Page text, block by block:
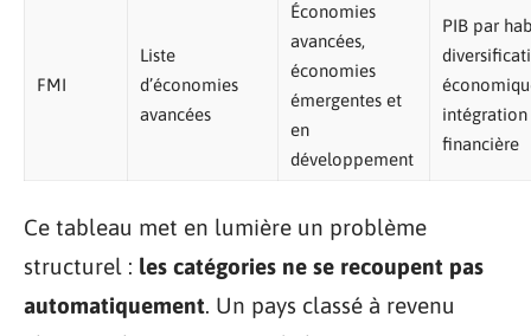
FMI
Liste
d’économies
avancées
Économies
avancées,
économies
émergentes et
en
développement
PIB par
intégration
financière
Ce tableau met en lumière un problème
structurel : les catégories ne se recoupent pas
automatiquement. Un pays classé à revenu